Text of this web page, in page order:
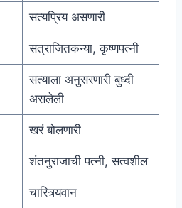
सत्यप्रिय असणारी
सत्राजितकन्या, कृष्णपत्नी
सत्याला अनुसरणारी बुध्दी
असलेली
खरं बोलणारी
शंतनुराजाची पत्नी, सत्वशील
चारित्र्यवान